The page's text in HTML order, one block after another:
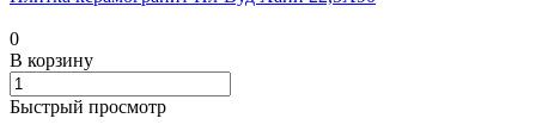
0
В корзину
Быстрый просмотр